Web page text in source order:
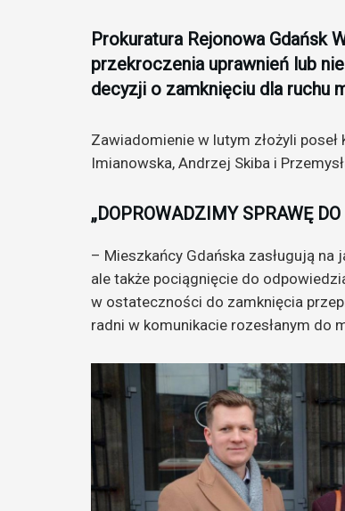
Prokuratura Rejonowa Gdańsk
przekroczenia uprawnień lub
decyzji o zamknięciu dla ruchu
Zawiadomienie w lutym złożyli
Imianowska, Andrzej Skiba i
„DOPROWADZIMY SPRAWĘ DO
– Mieszkańcy Gdańska zasługują
ale także pociągnięcie do
w ostateczności do zamknięcia
radni w komunikacie rozesłanym do